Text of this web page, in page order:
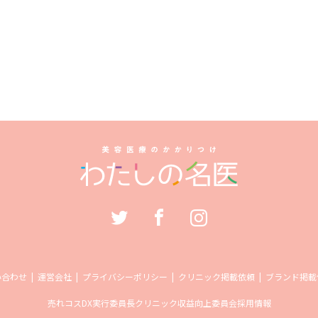
わせ 運営会社 プライバシーポリシー クリニック掲載依頼 ブランド掲
売れコスDX実行委員長クリニック収益向上委員会採用情報